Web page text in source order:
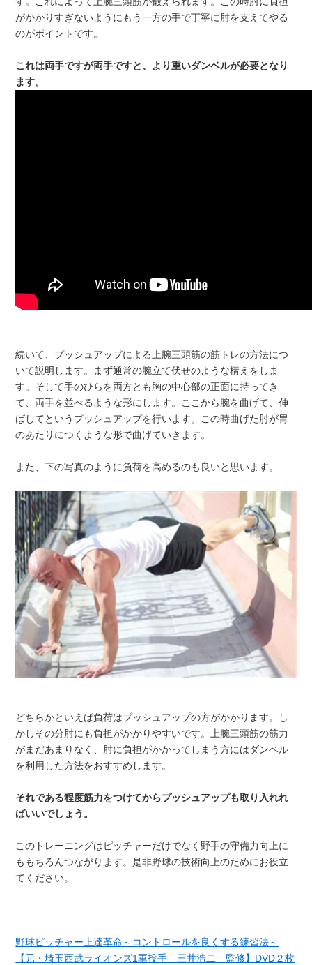
がかかりすぎないようにもう一方の手で丁寧に肘を支えてやる
のがポイントです。
これは両手ですが両手ですと、より重いダンベルが必要となり
ます。
続いて、プッシュアップによる上腕三頭筋の筋トレの方法につ
いて説明します。まず通常の腕立て伏せのような構えをしま
す。そして手のひらを両方とも胸の中心部の正面に持ってき
て、両手を並べるような形にします。ここから腕を曲げて、伸
ばしてというプッシュアップを行います。この時曲げた肘が胃
のあたりにつくような形で曲げていきます。
また、下の写真のように負荷を高めるのも良いと思います。
どちらかといえば負荷はプッシュアップの方がかかります。し
かしその分肘にも負担がかかりやすいです。上腕三頭筋の筋力
がまだあまりなく、肘に負担がかかってしまう方にはダンベル
を利用した方法をおすすめします。
それである程度筋力をつけてからプッシュアップも取り入れれ
ばいいでしょう。
このトレーニングはピッチャーだけでなく野手の守備力向上に
ももちろんつながります。是非野球の技術向上のためにお役立
てください。
野球ピッチャー上達革命～コントロールを良くする練習法～
【元・埼玉西武ライオンズ1軍投手 三井浩二 監修】DVD２枚